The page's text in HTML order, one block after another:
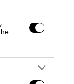
του
ζώσης με την
και